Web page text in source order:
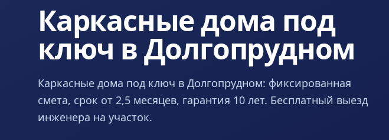
Каркасные дома под
ключ в Долгопрудном
Каркасные дома под ключ в Долгопрудном: фиксированная
смета, срок от 2,5 месяцев, гарантия 10 лет. Бесплатный выезд
инженера на участок.